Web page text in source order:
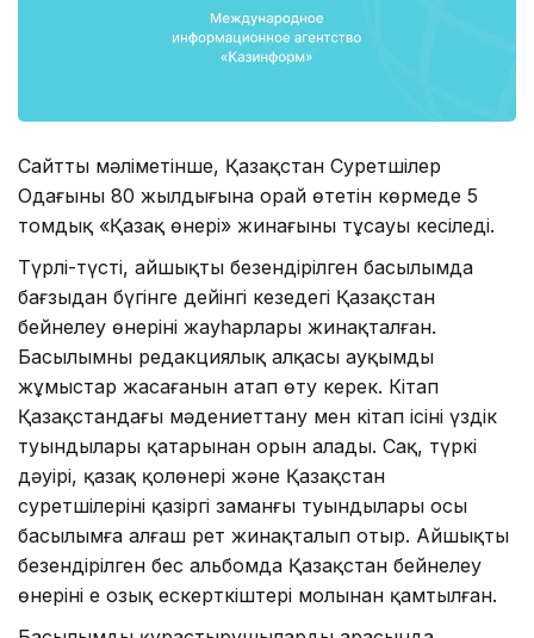
Сайттың мәліметінше, Қазақстан Суретшілер
Одағының 80 жылдығына орай өтетін көрмеде 5
томдық «Қазақ өнері» жинағының тұсауы кесіледі.
Түрлі-түсті, айшықты безендірілген басылымда
бағзыдан бүгінге дейінгі кезеңдегі Қазақстан
бейнелеу өнерінің жауһарлары жинақталған.
Басылымның редакциялық алқасы ауқымды
жұмыстар жасағанын атап өту керек. Кітап
Қазақстандағы мәдениеттану мен кітап ісінің үздік
туындылары қатарынан орын алады. Сақ, түркі
дәуірі, қазақ қолөнері және Қазақстан
суретшілерінің қазіргі заманғы туындылары осы
басылымға алғаш рет жинақталып отыр. Айшықты
безендірілген бес альбомда Қазақстан бейнелеу
өнерінің ең озық ескерткіштері молынан қамтылған.